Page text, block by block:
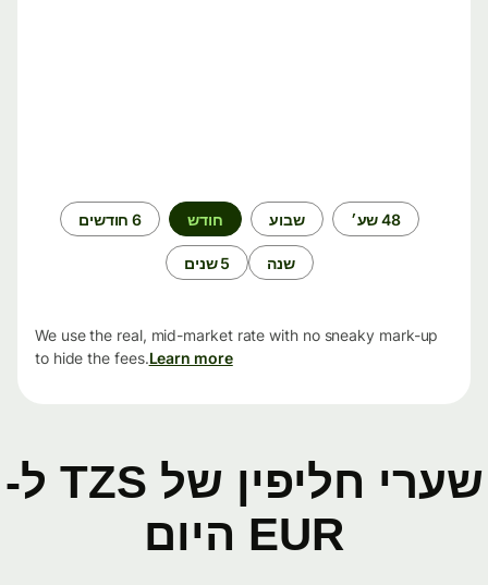
48 שע׳ שבוע חודש 6 חודשים
שנה 5 שנים
We use the real, mid-market rate with no sneaky mark-up
to hide the fees.Learn more
שערי חליפין של TZS ל-
EUR היום